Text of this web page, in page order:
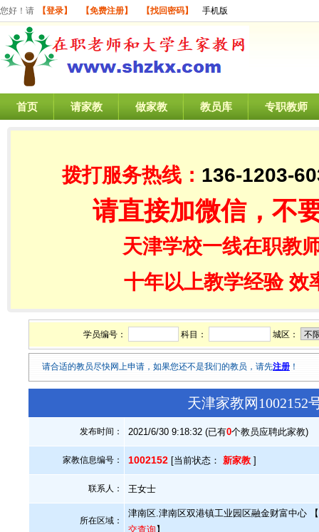
您好！请 【登录】 【免费注册】 【找回密码】 手机版
首页 请家教 做家教 教员库 专职教师
拨打服务热线： 136-1203-
请直接加微信，不
天津学校一线在职教
十年以上教学经验 效
学员编号： 科目： 城区：
请合适的教员尽快网上申请，如果您还不是我们的教员，请先注册 ！
天津家教网1002152
发布时间： 2021/6/30 9:18:32 (已有0个教员应聘此家教)
家教信息编号： 1002152 [当前状态： 新家教 ]
联系人： 王女士
所在区域：
津南区.津南区双港镇工业园区融金财富中心 【
交查询 】